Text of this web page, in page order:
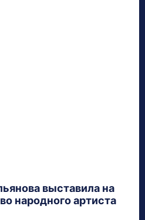
выставила на
народного артиста